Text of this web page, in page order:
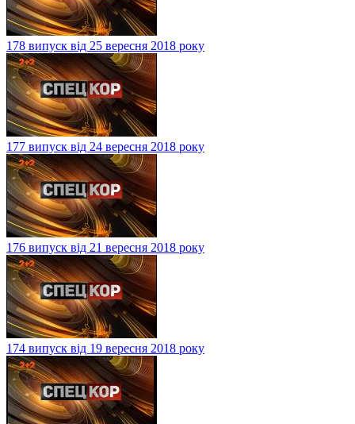
178 випуск від 25 вересня 2018 року
177 випуск від 24 вересня 2018 року
176 випуск від 21 вересня 2018 року
174 випуск від 19 вересня 2018 року